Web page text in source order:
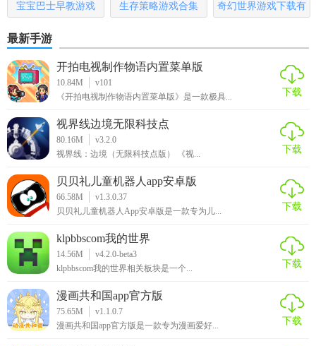
星辰软件库最新版本在功能丰富性、操作便捷性、安全性等
方面均表现出色。其强大的搜索功能和丰富的软件资源满足
了不同用户的需求；简洁明了的界面设计和一键操作使得使
用过程更加流畅；安全可靠的下载渠道确保了用户下载的软
件安全可靠。总体来说，星辰软件库最新版本是一款值得推
宝宝巴士早教游戏 生存策略游戏合集
奇幻世界游戏下载有
最新手游
开拍电视制作物语内置菜单版
10.84M
v101
《开拍电视制作物语内置菜单版》是一款极具...
下载
视界线边境无限科技点
80.16M
v3.2.0
视界线：边境（无限科技点版） 《视...
下载
贝贝礼儿童机器人app安卓版
66.58M
v1.3.0.37
贝贝礼儿童机器人App安卓版是一款专为儿...
下载
klpbbscom我的世界
14.56M
v4.2.0-beta3
klpbbscom我的世界相关板块是一个...
下载
漫画共和国app官方版
75.65M
v1.1.0.7
漫画共和国app官方版是一款专为漫画爱好...
下载